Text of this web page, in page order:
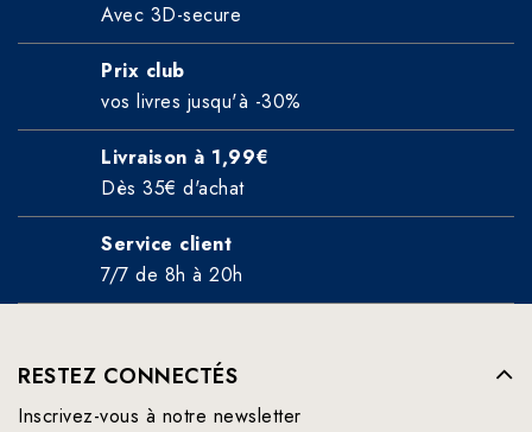
Avec 3D-secure
Prix club
vos livres jusqu'à -30%
Livraison à 1,99€
Dès 35€ d'achat
Service client
7/7 de 8h à 20h
RESTEZ CONNECTÉS
Inscrivez-vous à notre newsletter